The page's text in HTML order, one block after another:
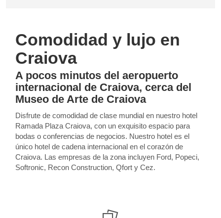
Comodidad y lujo en
Craiova
A pocos minutos del aeropuerto
internacional de Craiova, cerca del
Museo de Arte de Craiova
Disfrute de comodidad de clase mundial en nuestro hotel
Ramada Plaza Craiova, con un exquisito espacio para
bodas o conferencias de negocios. Nuestro hotel es el
único hotel de cadena internacional en el corazón de
Craiova. Las empresas de la zona incluyen Ford, Popeci,
Softronic, Recon Construction, Qfort y Cez.